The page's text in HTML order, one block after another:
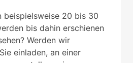
beispielsweise 20 bis 30
bis dahin erschienen
Werden wir
einladen, an einer